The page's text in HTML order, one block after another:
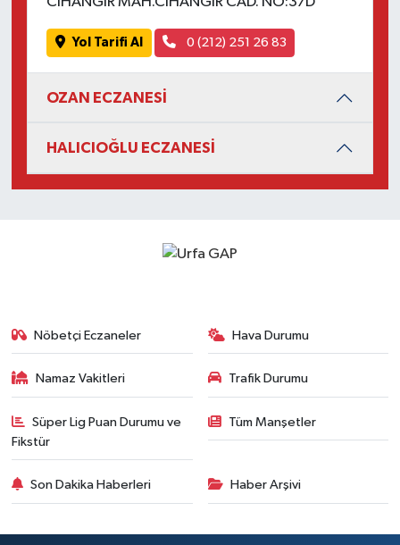
Yol Tarifi Al 0 (212) 251 26 83
OZAN ECZANESİ
HALICIOĞLU ECZANESİ
Nöbetçi Eczaneler Hava Durumu
Namaz Vakitleri Trafik Durumu
Süper Lig Puan Durumu ve
Fikstür
Tüm Manşetler
Son Dakika Haberleri Haber Arşivi